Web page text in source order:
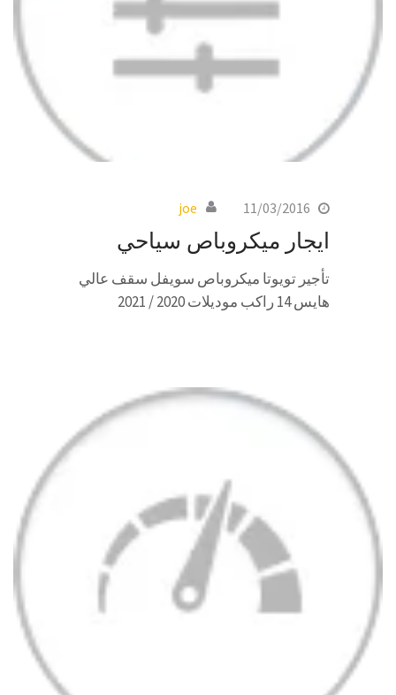
11/03/2016
joe
ايجار ميكروباص سياحي
تأجير تويوتا ميكروباص سويفل سقف عالي
هايس 14 راكب موديلات 2020 / 2021